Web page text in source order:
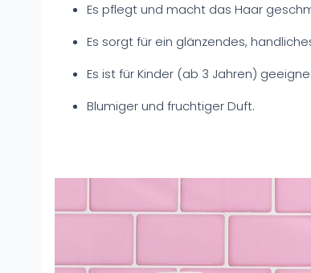
Es pflegt und macht das Haar
Es sorgt für ein glänzendes,
Es ist für Kinder (ab 3 Jahren)
Blumiger und fruchtiger Duft.